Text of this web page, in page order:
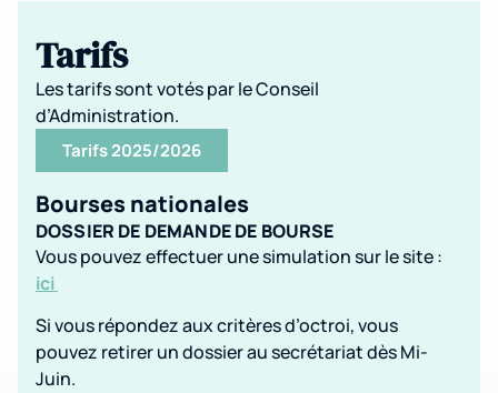
Tarifs
Les tarifs sont votés par le Conseil
d’Administration.
Tarifs 2025/2026
Bourses nationales
DOSSIER DE DEMANDE DE BOURSE
Vous pouvez effectuer une simulation sur le site :
ici
Si vous répondez aux critères d’octroi, vous
pouvez retirer un dossier au secrétariat dès Mi-
Juin.